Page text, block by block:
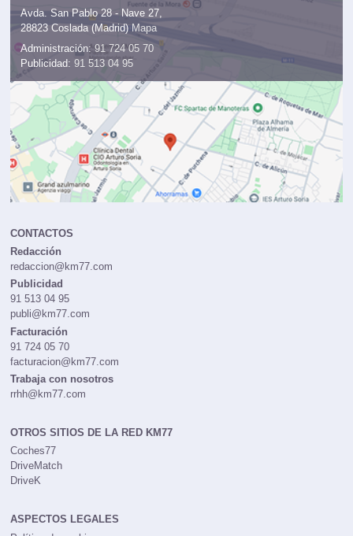
Avda. San Pablo 28 - Nave 27,
28823 Coslada (Madrid) Mapa
Administración: 91 724 05 70
Publicidad: 91 513 04 95
CONTACTOS
Redacción
redaccion@km77.com
Publicidad
91 513 04 95
publi@km77.com
Facturación
91 724 05 70
facturacion@km77.com
Trabaja con nosotros
rrhh@km77.com
OTROS SITIOS DE LA RED KM77
Coches77
DriveMatch
DriveK
ASPECTOS LEGALES